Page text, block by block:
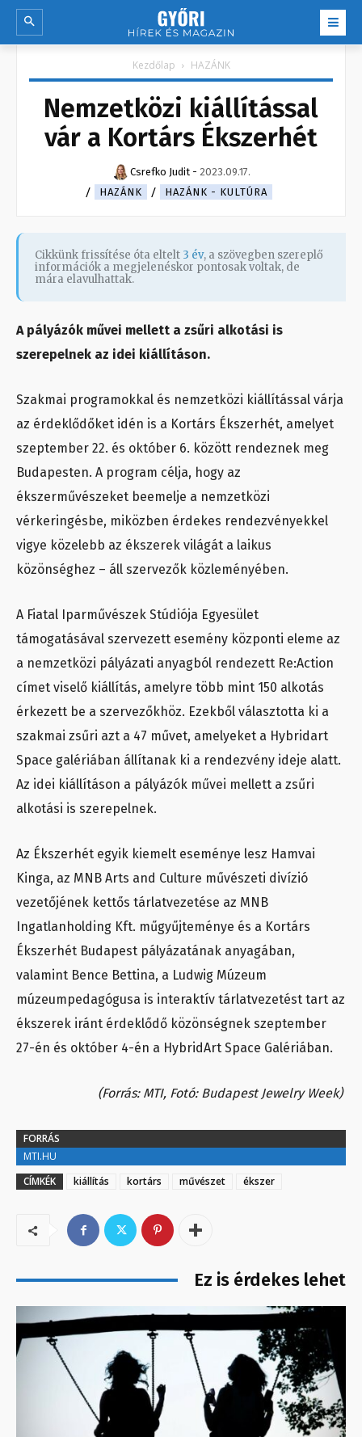
Kezdőlap HAZÁNK
Nemzetközi kiállítással
vár a Kortárs Ékszerhét
Csrefko Judit - 2023.09.17.
HAZÁNK
HAZÁNK - KULTÚRA
Cikkünk frissítése óta eltelt 3 év, a szövegben szereplő
információk a megjelenéskor pontosak voltak, de
mára elavulhattak.
A pályázók művei mellett a zsűri alkotási is
szerepelnek az idei kiállításon.
Szakmai programokkal és nemzetközi kiállítással várja
az érdeklődőket idén is a Kortárs Ékszerhét, amelyet
szeptember 22. és október 6. között rendeznek meg
Budapesten. A program célja, hogy az
ékszerművészeket beemelje a nemzetközi
vérkeringésbe, miközben érdekes rendezvényekkel
vigye közelebb az ékszerek világát a laikus
közönséghez – áll szervezők közleményében.
A Fiatal Iparművészek Stúdiója Egyesület
támogatásával szervezett esemény központi eleme az
a nemzetközi pályázati anyagból rendezett Re:Action
címet viselő kiállítás, amelyre több mint 150 alkotás
érkezett be a szervezőkhöz. Ezekből választotta ki a
szakmai zsűri azt a 47 művet, amelyeket a Hybridart
Space galériában állítanak ki a rendezvény ideje alatt.
Az idei kiállításon a pályázók művei mellett a zsűri
alkotási is szerepelnek.
Az Ékszerhét egyik kiemelt eseménye lesz Hamvai
Kinga, az MNB Arts and Culture művészeti divízió
vezetőjének kettős tárlatvezetése az MNB
Ingatlanholding Kft. műgyűjteménye és a Kortárs
Ékszerhét Budapest pályázatának anyagában,
valamint Bence Bettina, a Ludwig Múzeum
múzeumpedagógusa is interaktív tárlatvezetést tart az
ékszerek iránt érdeklődő közönségnek szeptember
27-én és október 4-én a HybridArt Space Galériában.
(Forrás: MTI, Fotó: Budapest Jewelry Week)
FORRÁS
MTI.HU
CÍMKÉK
kiállítás kortárs művészet ékszer
Ez is érdekes lehet